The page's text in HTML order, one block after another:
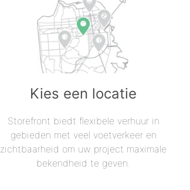
Kies een locatie
Storefront biedt flexibele verhuur in
gebieden met veel voetverkeer en
zichtbaarheid om uw project maximale
bekendheid te geven.